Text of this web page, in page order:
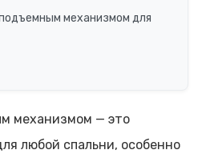
механизмом для
механизмом — это
любой спальни, особенно